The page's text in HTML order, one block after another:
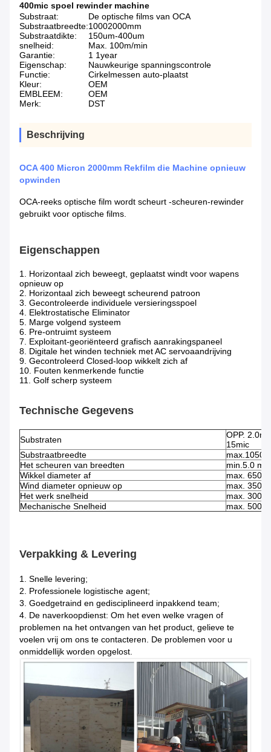
400mic spoel rewinder machine
Substraat:
De optische films van OCA
Substraatbreedte:10002000mm
Substraatdikte:
150um-400um
snelheid:
Max. 100m/min
Garantie:
1 1year
Eigenschap:
Nauwkeurige spanningscontrole
Functie:
Cirkelmessen auto-plaatst
Kleur:
OEM
EMBLEEM:
OEM
Merk:
DST
Beschrijving
OCA 400 Micron 2000mm Rekfilm die Machine opnieuw
opwinden
OCA-reeks optische film wordt scheurt -scheuren-rewinder
gebruikt voor optische films.
Eigenschappen
1. Horizontaal zich beweegt, geplaatst windt voor wapens
opnieuw op
2. Horizontaal zich beweegt scheurend patroon
3. Gecontroleerde individuele versieringsspoel
4. Elektrostatische Eliminator
5. Marge volgend systeem
6. Pre-ontruimt systeem
7. Exploitant-georiënteerd grafisch aanrakingspaneel
8. Digitale het winden techniek met AC servoaandrijving
9. Gecontroleerd Closed-loop wikkelt zich af
10. Fouten kenmerkende functie
11. Golf scherp systeem
Technische Gegevens
Substraten
OPP.
15mic
Substraatbreedte
Het scheuren van breedten
min.5.0 mm
Wikkel diameter af
max. 650
Wind diameter opnieuw op
max. 350
Het werk snelheid
max. 300
Mechanische Snelheid
max.
Verpakking & Levering
1. Snelle levering;
2. Professionele logistische agent;
3. Goedgetraind en gedisciplineerd inpakkend team;
4. De naverkoopdienst: Om het even welke vragen of
problemen na het ontvangen van het product, gelieve te
voelen vrij om ons te contacteren. De problemen voor u
onmiddellijk worden opgelost.